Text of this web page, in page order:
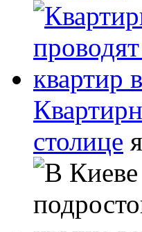
столице